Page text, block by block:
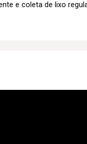
e coleta de lixo